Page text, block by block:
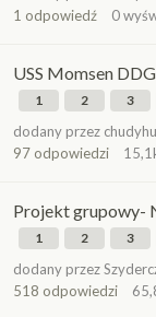
1 odpowiedź 0
USS Momsen
1 2 3
dodany przez
97 odpowiedzi
Projekt grupowy-
1 2 3
dodany przez
518 odpowiedzi